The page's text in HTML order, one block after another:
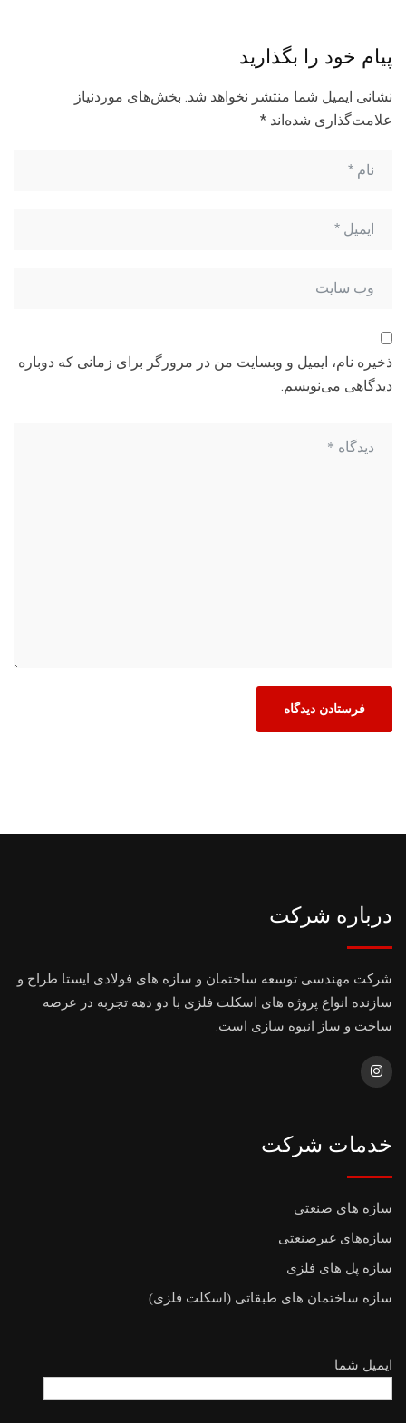
پیام خود را بگذارید
نشانی ایمیل شما منتشر نخواهد شد. بخش‌های موردنیاز
علامت‌گذاری شده‌اند *
ذخیره نام، ایمیل و وبسایت من در مرورگر برای زمانی که دوباره
دیدگاهی می‌نویسم.
درباره شرکت
شرکت مهندسی توسعه ساختمان و سازه های فولادی ایستا طراح و
سازنده انواع پروژه های اسکلت فلزی با دو دهه تجربه در عرصه
ساخت و ساز انبوه سازی است.
خدمات شرکت
سازه های صنعتی
سازه‌های غیرصنعتی
سازه پل های فلزی
سازه ساختمان های طبقاتی (اسکلت فلزی)
ایمیل شما